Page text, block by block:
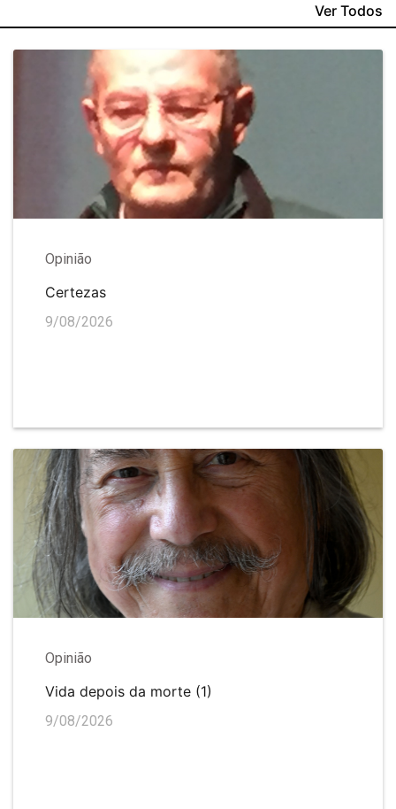
Ver Todos
Opinião
Certezas
9/08/2026
Opinião
Vida depois da morte (1)
9/08/2026